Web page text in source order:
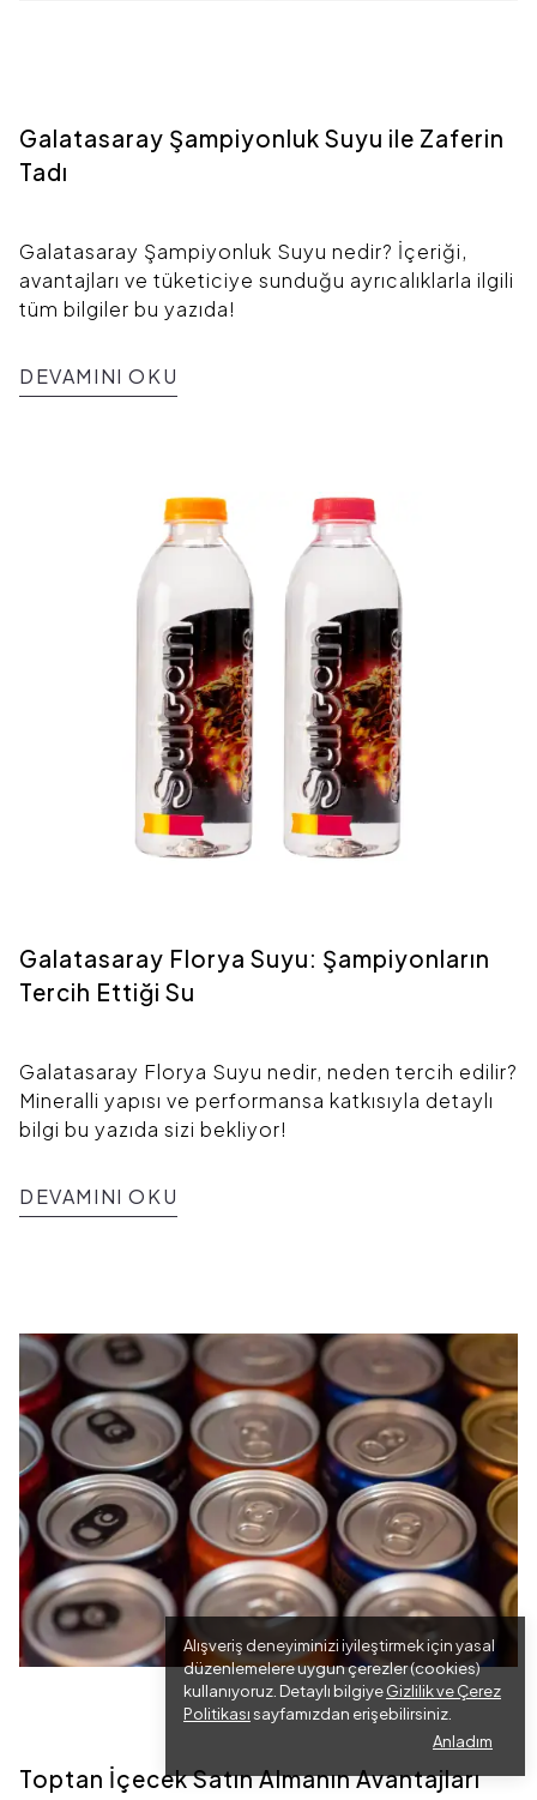
Alışveriş deneyiminizi iyileştirmek için yasal
düzenlemelere uygun çerezler (cookies)
kullanıyoruz. Detaylı bilgiyeGizlilik ve Çerez
Politikasısayfamızdan erişebilirsiniz.
Anladım
Galatasaray Şampiyonluk Suyu ile Zaferin
Tadı
Galatasaray Şampiyonluk Suyu nedir? İçeriği,
avantajları ve tüketiciye sunduğu ayrıcalıklarla ilgili
tüm bilgiler bu yazıda!
DEVAMINI OKU
Galatasaray Florya Suyu: Şampiyonların
Tercih Ettiği Su
Galatasaray Florya Suyu nedir, neden tercih edilir?
Mineralli yapısı ve performansa katkısıyla detaylı
bilgi bu yazıda sizi bekliyor!
DEVAMINI OKU
Toptan İçecek Satın Almanın Avantajları